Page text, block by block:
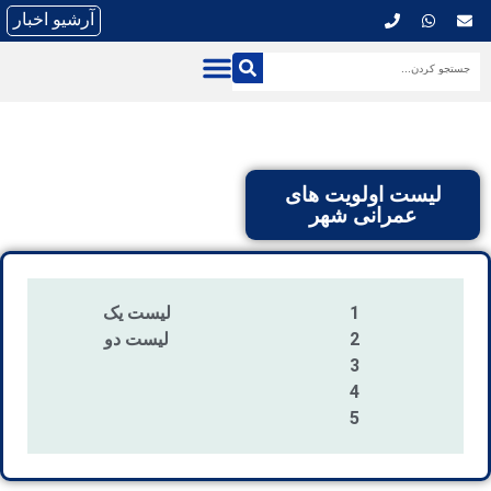
آرشیو اخبار
لیست اولویت های
عمرانی شهر
1
2
3
4
5
لیست یک
لیست دو